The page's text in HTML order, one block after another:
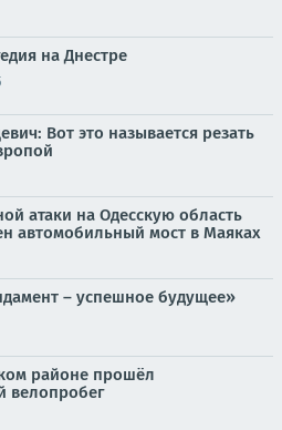
на Днестре
Вот это называется резать
атаки на Одесскую область
автомобильный мост в Маяках
– успешное будущее»
районе прошёл
велопробег